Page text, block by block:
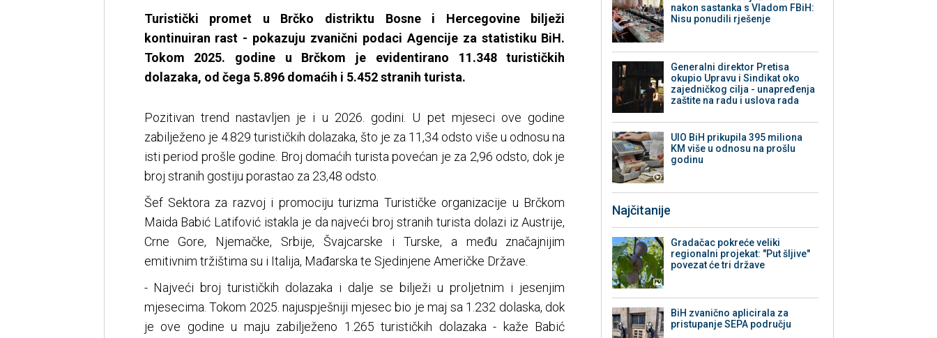
Turistički promet u Brčko distriktu Bosne i Hercegovine bilježi
kontinuiran rast - pokazuju zvanični podaci Agencije za statistiku BiH.
Tokom 2025. godine u Brčkom je evidentirano 11.348 turističkih
dolazaka, od čega 5.896 domaćih i 5.452 stranih turista.
Pozitivan trend nastavljen je i u 2026. godini. U pet mjeseci ove godine
zabilježeno je 4.829 turističkih dolazaka, što je za 11,34 odsto više u odnosu na
isti period prošle godine. Broj domaćih turista povećan je za 2,96 odsto, dok je
broj stranih gostiju porastao za 23,48 odsto.
Šef Sektora za razvoj i promociju turizma Turističke organizacije u Brčkom
Maida Babić Latifović istakla je da najveći broj stranih turista dolazi iz Austrije,
Crne Gore, Njemačke, Srbije, Švajcarske i Turske, a među značajnijim
emitivnim tržištima su i Italija, Mađarska te Sjedinjene Američke Države.
- Najveći broj turističkih dolazaka i dalje se bilježi u proljetnim i jesenjim
mjesecima. Tokom 2025. najuspješniji mjesec bio je maj sa 1.232 dolaska, dok
je ove godine u maju zabilježeno 1.265 turističkih dolazaka - kaže Babić
nakon sastanka s Vladom FBiH:
Nisu ponudili rješenje
Generalni direktor Pretisa
okupio Upravu i Sindikat oko
zajedničkog cilja - unapređenja
zaštite na radu i uslova rada
UIO BiH prikupila 395 miliona
KM više u odnosu na prošlu
godinu
Najčitanije
Gradačac pokreće veliki
regionalni projekat: "Put šljive"
povezat će tri države
BiH zvanično aplicirala za
pristupanje SEPA području